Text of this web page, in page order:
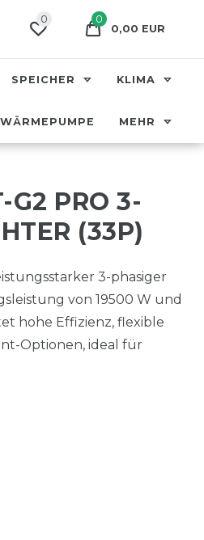
0
0
0,00 EUR
SPEICHER KLIMA
WÄRMEPUMPE MEHR
G2 PRO 3-
(33P)
3-phasiger
von 19500 W und
hohe Effizienz, flexible
Optionen, ideal für